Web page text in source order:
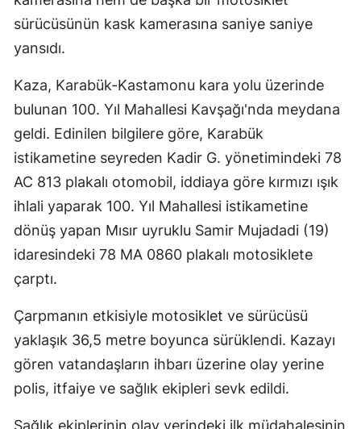
sürücüsünün kask kamerasına saniye saniye
yansıdı.
Kaza, Karabük-Kastamonu kara yolu üzerinde
bulunan 100. Yıl Mahallesi Kavşağı'nda meydana
geldi. Edinilen bilgilere göre, Karabük
istikametine seyreden Kadir G. yönetimindeki 78
AC 813 plakalı otomobil, iddiaya göre kırmızı ışık
ihlali yaparak 100. Yıl Mahallesi istikametine
dönüş yapan Mısır uyruklu Samir Mujadadi (19)
idaresindeki 78 MA 0860 plakalı motosiklete
çarptı.
Çarpmanın etkisiyle motosiklet ve sürücüsü
yaklaşık 36,5 metre boyunca sürüklendi. Kazayı
gören vatandaşların ihbarı üzerine olay yerine
polis, itfaiye ve sağlık ekipleri sevk edildi.
Sağlık ekiplerinin olay yerindeki ilk müdahalesinin